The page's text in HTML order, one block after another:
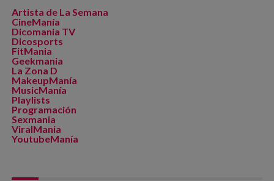
Artista de La Semana
CineManía
Dicomania TV
Dicosports
FitMania
Geekmania
La Zona D
MakeupManía
MusicManía
Playlists
Programación
Sexmania
ViralMania
YoutubeManía